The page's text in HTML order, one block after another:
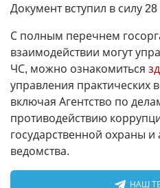
Документ вступил в силу
С полным перечнем
взаимодействии могут
ЧС, можно ознакомиться
управления практических
включая Агентство по
противодействию
государственной охраны
ведомства.
НАШ